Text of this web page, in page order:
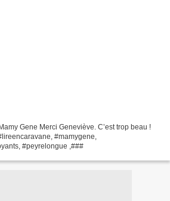
Gene Merci Geneviève. C’est trop beau !
#mamygene,
#peyrelongue ,###